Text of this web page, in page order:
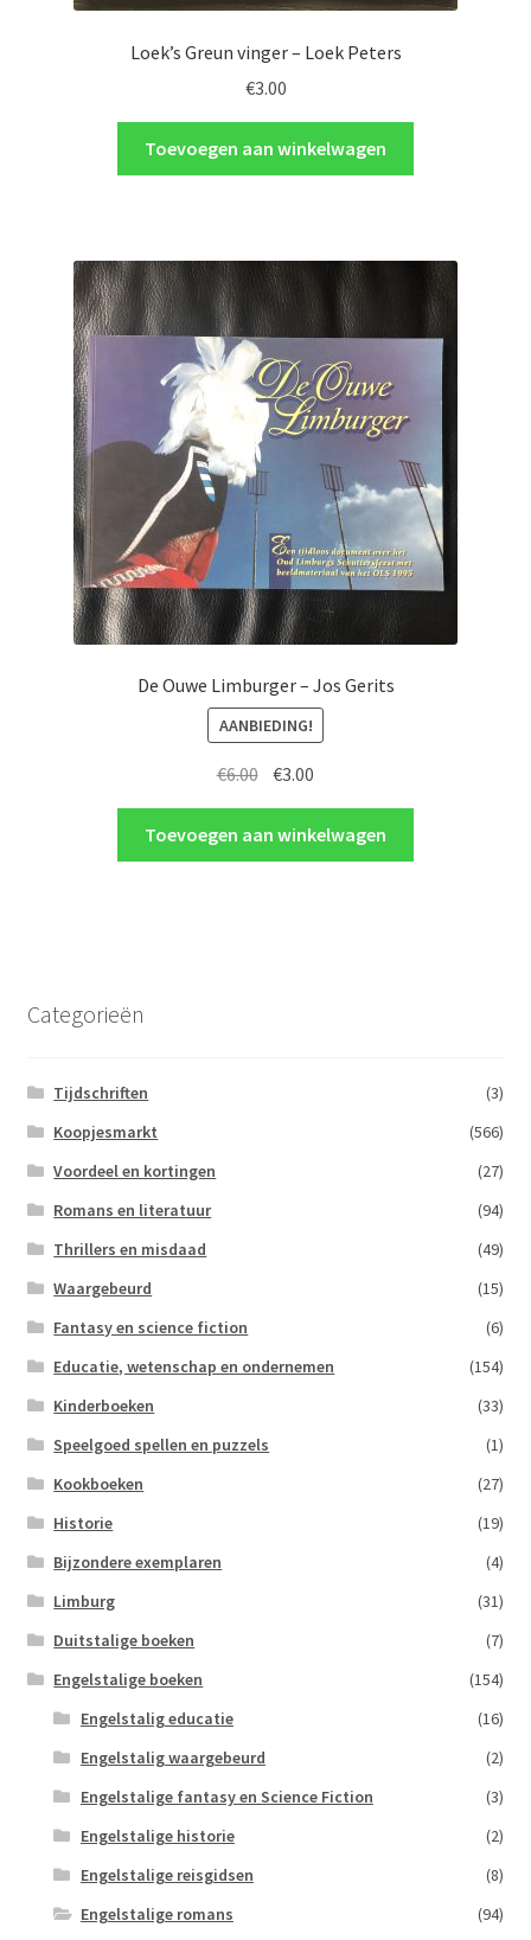
Loek’s Greun vinger – Loek Peters
€3.00
Toevoegen aan winkelwagen
De Ouwe Limburger – Jos Gerits
AANBIEDING!
€6.00 Oorspronkelijke
was:
€6.00.
€3.00
is:
€3.00.
Toevoegen aan winkelwagen
Categorieën
Tijdschriften
(3)
Koopjesmarkt
(566)
Voordeel en kortingen
(27)
Romans en literatuur
(94)
Thrillers en misdaad
(49)
Waargebeurd
(15)
Fantasy en science fiction
(6)
Educatie, wetenschap en ondernemen
(154)
Kinderboeken
(33)
Speelgoed spellen en puzzels
(1)
Kookboeken
(27)
Historie
(19)
Bijzondere exemplaren
(4)
Limburg
(31)
Duitstalige boeken
(7)
Engelstalige boeken
(154)
Engelstalig educatie
(16)
Engelstalig waargebeurd
(2)
Engelstalige fantasy en Science Fiction
(3)
Engelstalige historie
(2)
Engelstalige reisgidsen
(8)
Engelstalige romans
(94)